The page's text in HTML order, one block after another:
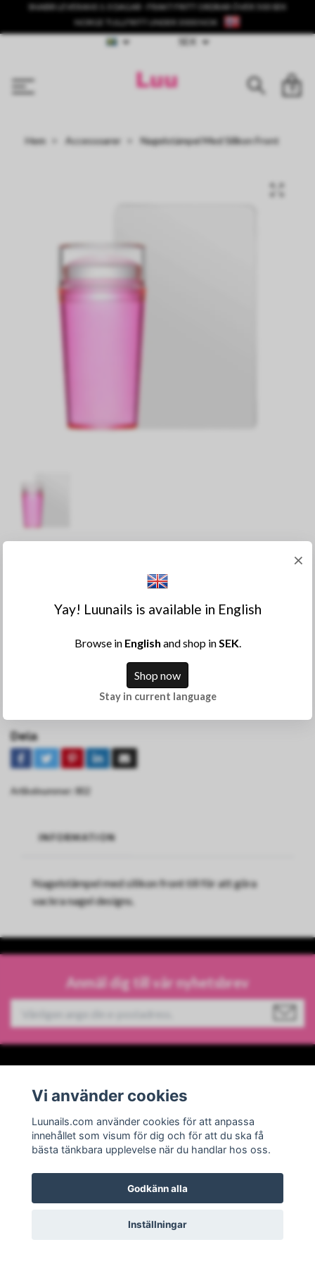
SNABB LEVERANS 1-3 DAGAR - FRAKT FRITT ORDRAR ÖVER 500 SEK
NORGE TULLFRITT UNDER 3000 NOK
0
Hem Accessoarer Nagelstämpel Med Silikon Front
KÖP
Lägg till i önskelista
Dela
Artikelnummer: 802
INFORMATION
Nagelstämpel med silikon front till för att göra
vackra nagel designs.
Anmäl dig till vår nyhetsbrev
Sociala medier
© 2026 Luunails Powered by Quickbutik
×
Yay! Luunails is available in English
Browse in English and shop inSEK.
Shop now
Stay in current language
Vi använder cookies
Luunails.com använder cookies för att anpassa
innehållet som visum för dig och för att du ska få
bästa tänkbara upplevelse när du handlar hos oss.
Godkänn alla
Inställningar